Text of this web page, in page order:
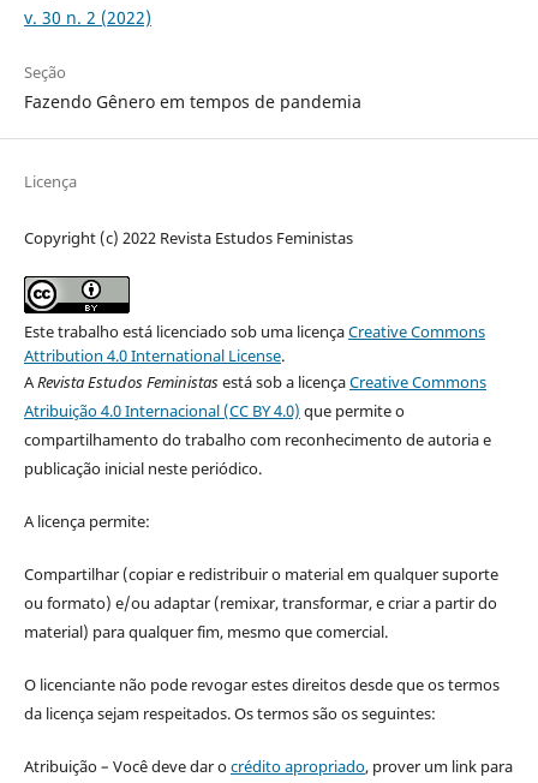
v. 30 n. 2 (2022)
Seção
Fazendo Gênero em tempos de pandemia
Licença
Copyright (c) 2022 Revista Estudos Feministas
Este trabalho está licenciado sob uma licençaCreative Commons
Attribution 4.0 International License.
ARevista Estudos Feministasestá sob a licençaCreative Commons
Atribuição 4.0 Internacional (CC BY 4.0) que permite o
compartilhamento do trabalho com reconhecimento de autoria e
publicação inicial neste periódico.
A licença permite:
Compartilhar (copiar e redistribuir o material em qualquer suporte
ou formato) e/ou adaptar (remixar, transformar, e criar a partir do
material) para qualquer fim, mesmo que comercial.
O licenciante não pode revogar estes direitos desde que os termos
da licença sejam respeitados. Os termos são os seguintes:
Atribuição – Você deve dar ocrédito apropriado, prover um link para